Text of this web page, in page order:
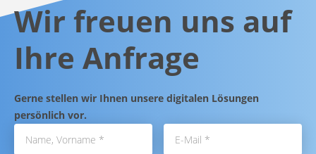
Wir freuen uns auf
Ihre Anfrage
Gerne stellen wir Ihnen unsere digitalen Lösungen
persönlich vor.